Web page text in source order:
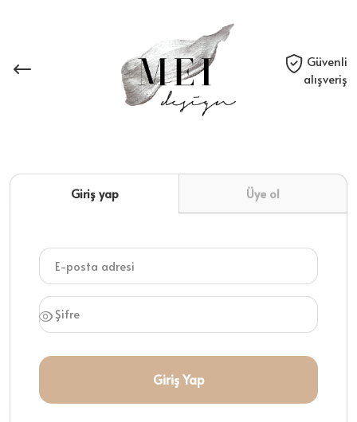
Güvenli
alışveriş
Giriş yap Üye ol
Giriş Yap